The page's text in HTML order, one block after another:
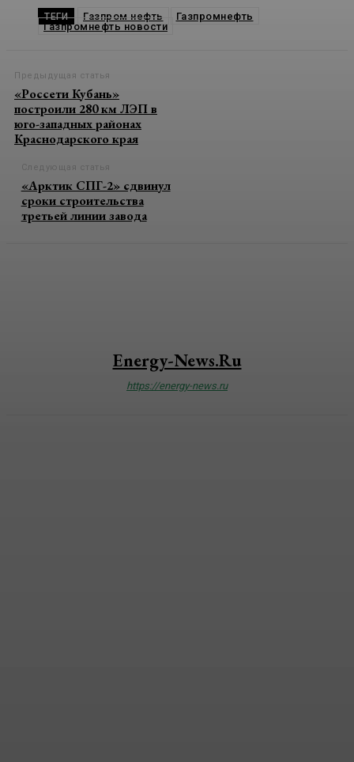
ТЕГИ Газпром нефть
Газпромнефть
Газпромнефть новости
Предыдущая статья
«Россети Кубань»
построили 280 км ЛЭП в
юго-западных районах
Краснодарского края
Следующая статья
«Арктик СПГ-2» сдвинул
сроки строительства
третьей линии завода
Energy-News.ru
https://energy-news.ru